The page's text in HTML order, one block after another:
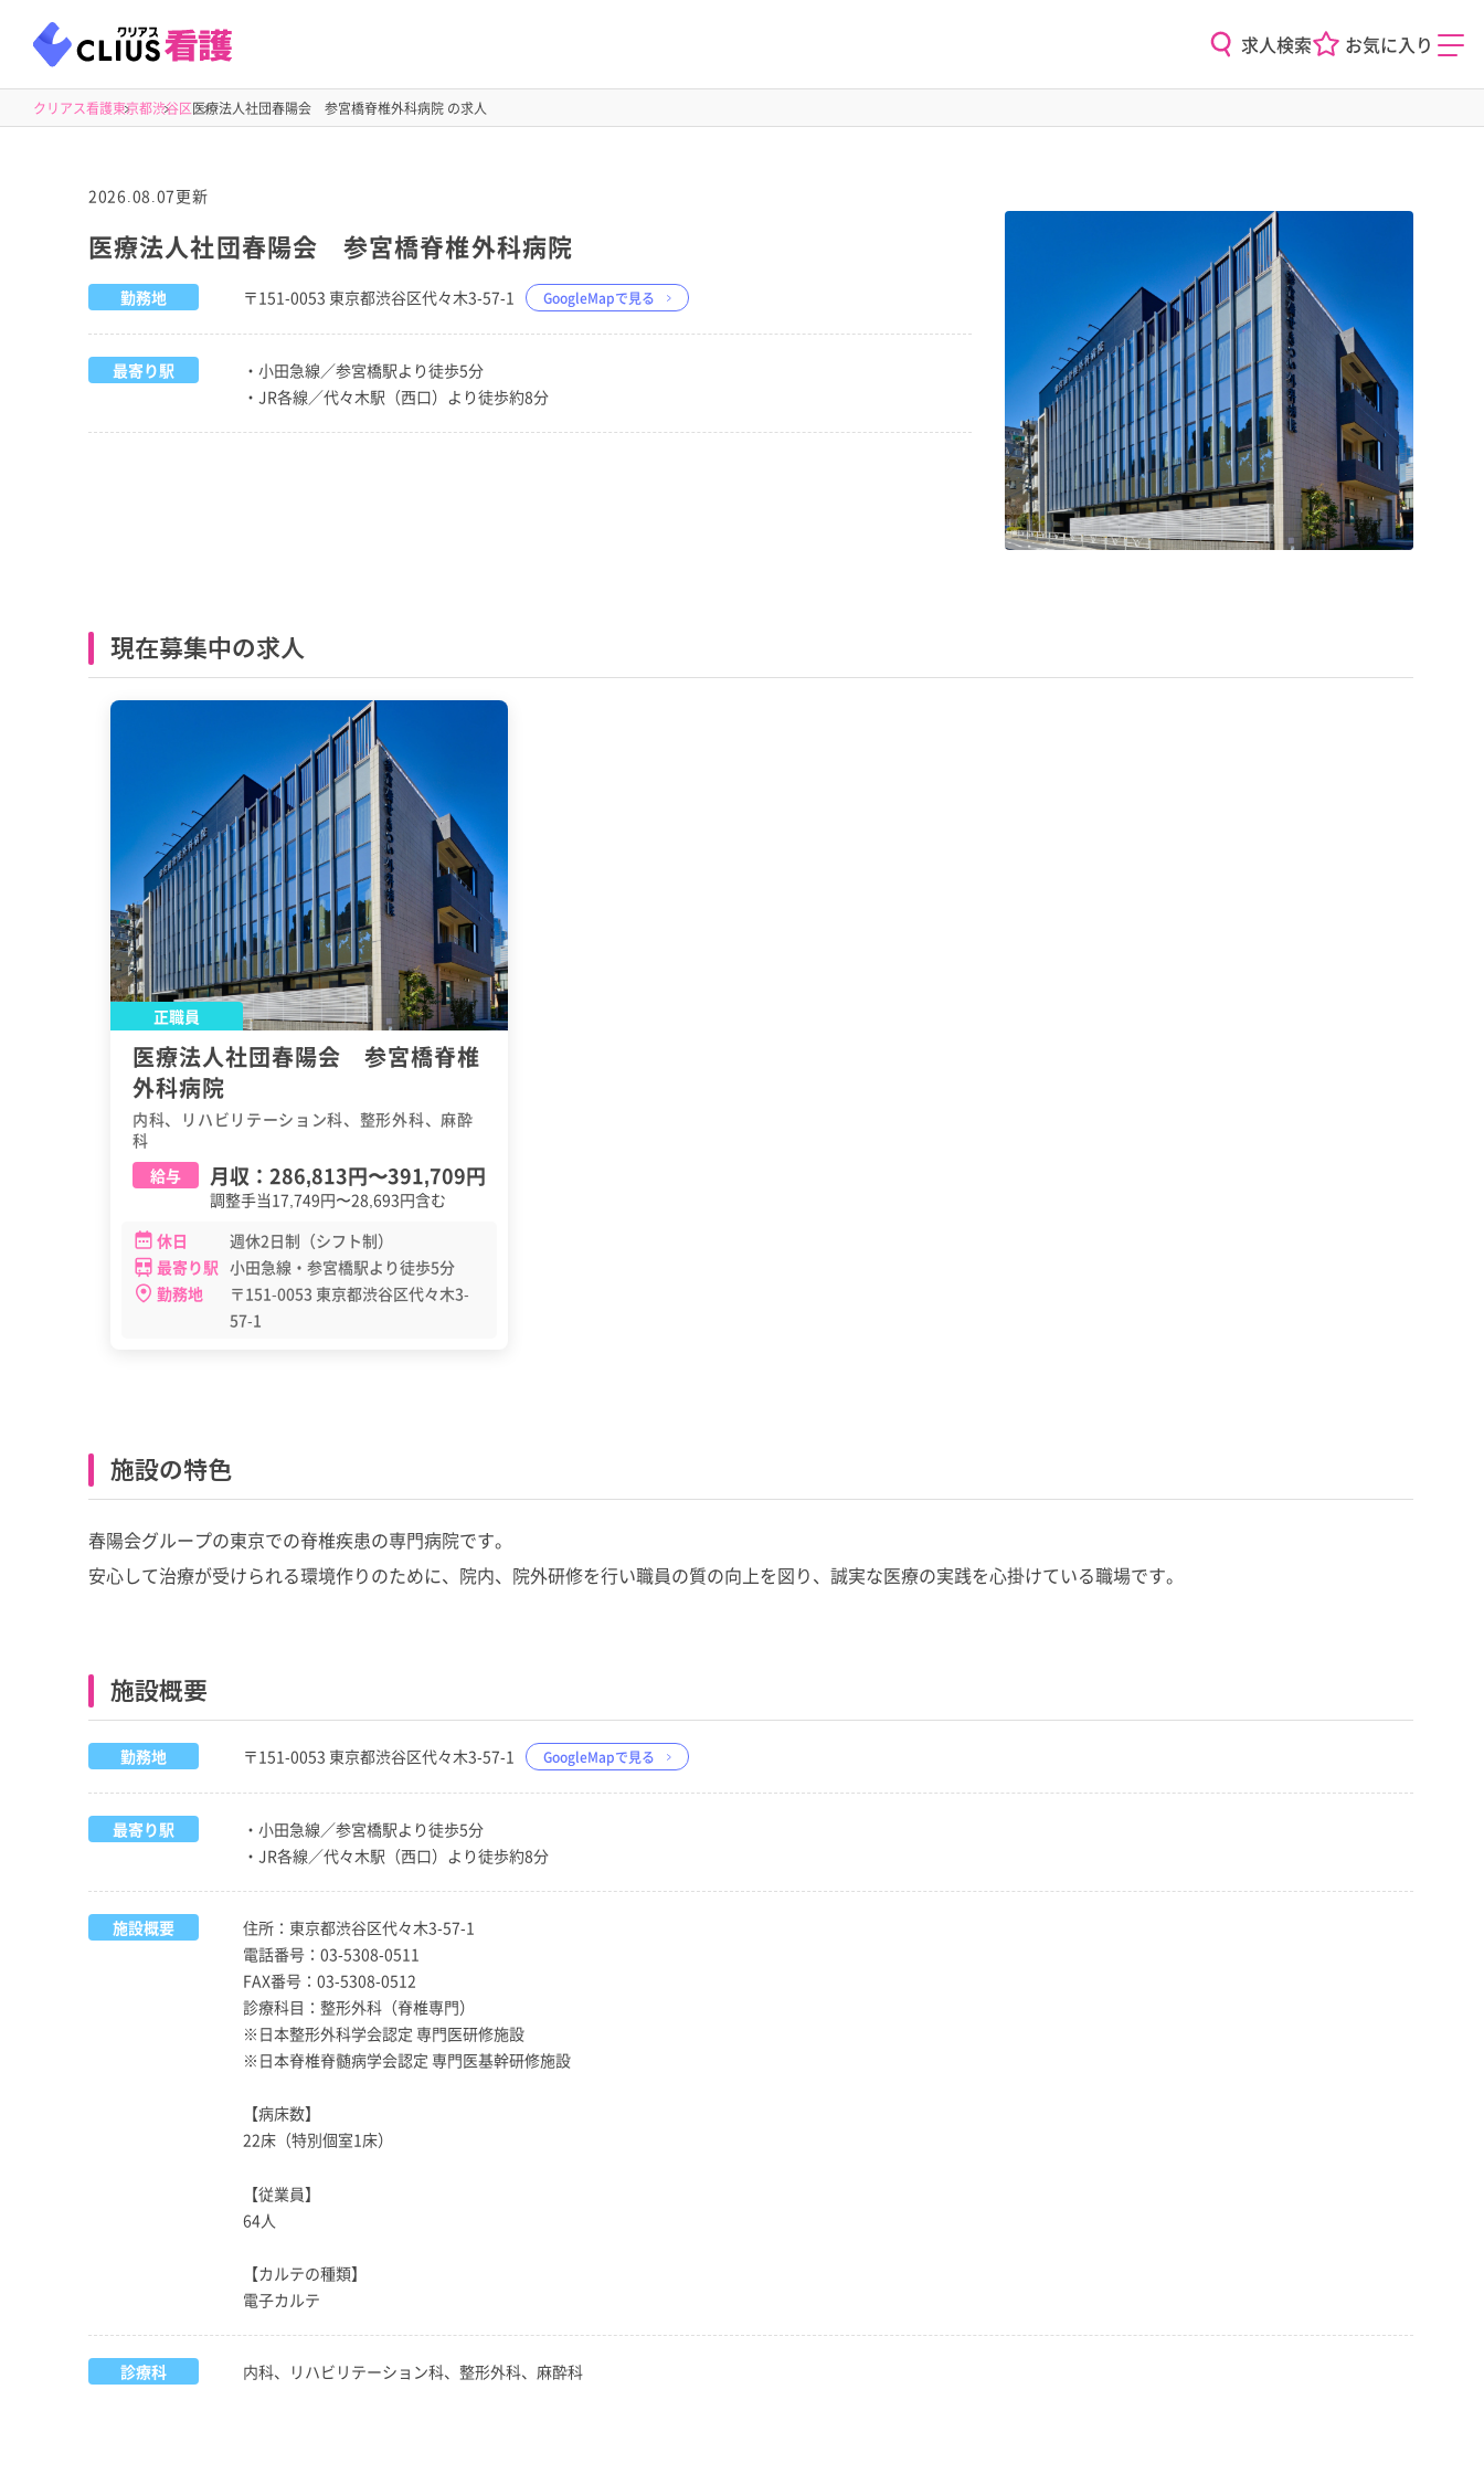
求人検索 お気に入り
クリアス看護東京都渋谷区医療法人社団春陽会 参宮橋脊椎外科病院 の求人
2026.08.07更新
医療法人社団春陽会 参宮橋脊椎外科病院
勤務地 〒151-0053 東京都渋谷区代々木3-57-1 GoogleMapで見る
最寄り駅
・小田急線／参宮橋駅より徒歩5分
・JR各線／代々木駅（西口）より徒歩約8分
現在募集中の求人
正職員
医療法人社団春陽会 参宮橋脊椎
外科病院
内科、リハビリテーション科、整形外科、麻酔
科
給与
月収： 286,813円〜391,709円
調整手当17,749円〜28,693円含む
休日
週休2日制（シフト制）
最寄り駅 小田急線・参宮橋駅より徒歩5分
勤務地
〒151-0053 東京都渋谷区代々木3-
57-1
施設の特色
春陽会グループの東京での脊椎疾患の専門病院です。
安心して治療が受けられる環境作りのために、院内、院外研修を行い職員の質の向上を図り、誠実な医療の実践を心掛けている職場です。
施設概要
勤務地 〒151-0053 東京都渋谷区代々木3-57-1 GoogleMapで見る
最寄り駅
・小田急線／参宮橋駅より徒歩5分
・JR各線／代々木駅（西口）より徒歩約8分
施設概要
住所：東京都渋谷区代々木3-57-1
電話番号：03-5308-0511
FAX番号：03-5308-0512
診療科目：整形外科（脊椎専門）
※日本整形外科学会認定 専門医研修施設
※日本脊椎脊髄病学会認定 専門医基幹研修施設
【病床数】
22床（特別個室1床）
【従業員】
64人
【カルテの種類】
電子カルテ
診療科 内科、リハビリテーション科、整形外科、麻酔科